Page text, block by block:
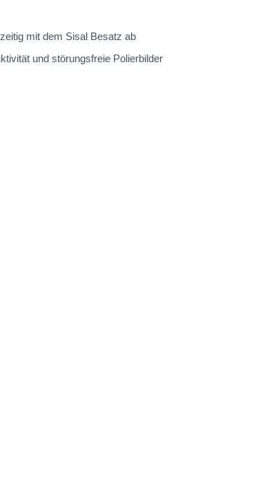
mit dem Sisal Besatz ab
und störungsfreie Polierbilder